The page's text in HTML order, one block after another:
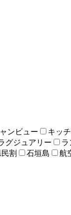
ンビュー キッ
グジュアリー ラ
割 石垣島 航